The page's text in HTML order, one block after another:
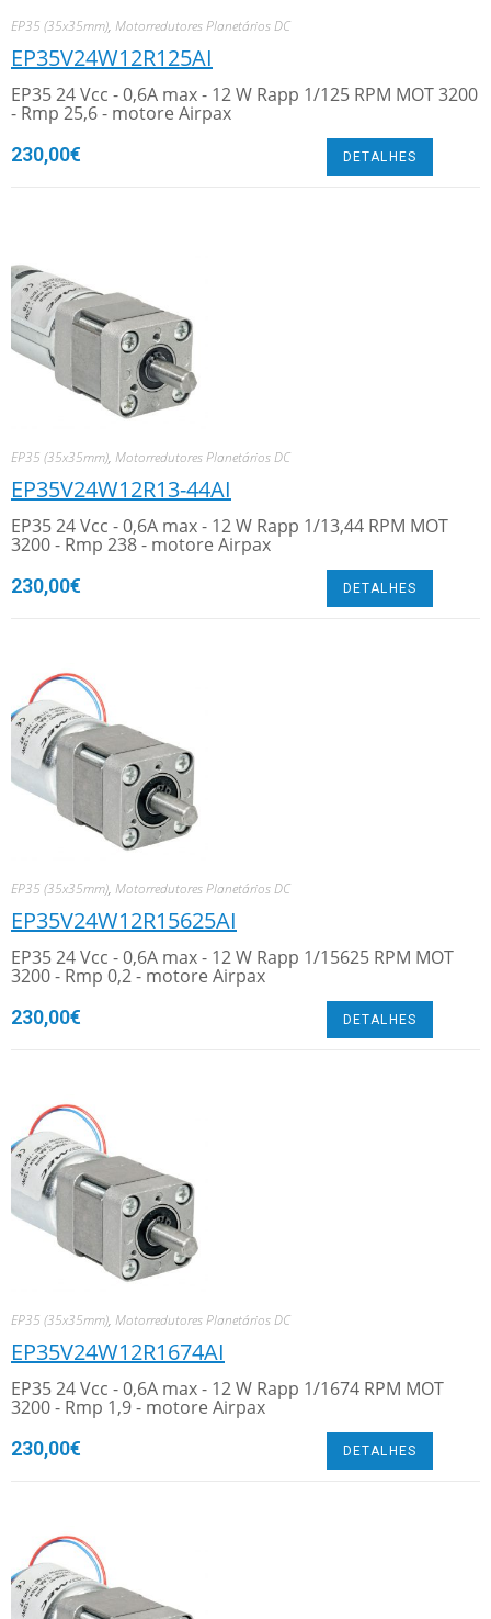
EP35 (35x35mm), Motorredutores Planetários DC
EP35V24W12R125AI
EP35 24 Vcc - 0,6A max - 12 W Rapp 1/125 RPM MOT 3200
- Rmp 25,6 - motore Airpax
230,00€ DETALHES
EP35 (35x35mm), Motorredutores Planetários DC
EP35V24W12R13-44AI
EP35 24 Vcc - 0,6A max - 12 W Rapp 1/13,44 RPM MOT
3200 - Rmp 238 - motore Airpax
230,00€ DETALHES
EP35 (35x35mm), Motorredutores Planetários DC
EP35V24W12R15625AI
EP35 24 Vcc - 0,6A max - 12 W Rapp 1/15625 RPM MOT
3200 - Rmp 0,2 - motore Airpax
230,00€ DETALHES
EP35 (35x35mm), Motorredutores Planetários DC
EP35V24W12R1674AI
EP35 24 Vcc - 0,6A max - 12 W Rapp 1/1674 RPM MOT
3200 - Rmp 1,9 - motore Airpax
230,00€ DETALHES